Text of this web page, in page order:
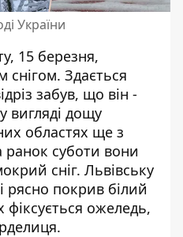
України
15 березня,
снігом. Здається
забув, що він -
вигляді дощу
областях ще з
ранок суботи вони
сніг. Львівську
рясно покрив білий
фіксується ожеледь,